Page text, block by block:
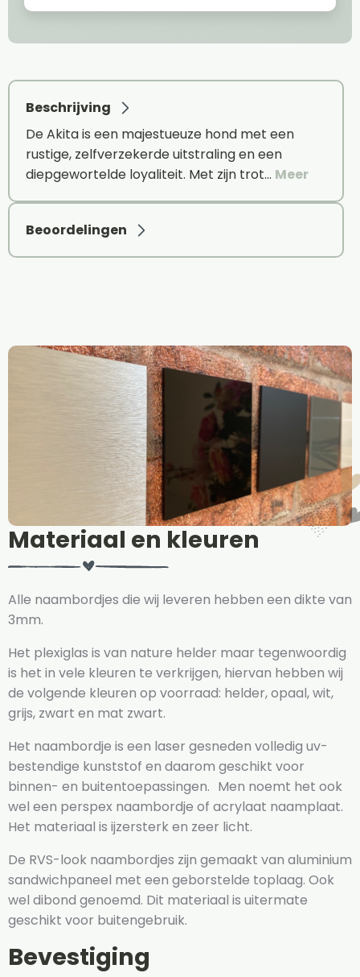
Beschrijving
De Akita is een majestueuze hond met een
rustige, zelfverzekerde uitstraling en een
diepgewortelde loyaliteit. Met zijn trot… Meer
Beoordelingen
Materiaal en kleuren
Alle naambordjes die wij leveren hebben een dikte van
3mm.
Het plexiglas is van nature helder maar tegenwoordig
is het in vele kleuren te verkrijgen, hiervan hebben wij
de volgende kleuren op voorraad: helder, opaal, wit,
grijs, zwart en mat zwart.
Het naambordje is een laser gesneden volledig uv-
bestendige kunststof en daarom geschikt voor
binnen- en buitentoepassingen. Men noemt het ook
wel een perspex naambordje of acrylaat naamplaat.
Het materiaal is ijzersterk en zeer licht.
De RVS-look naambordjes zijn gemaakt van aluminium
sandwichpaneel met een geborstelde toplaag. Ook
wel dibond genoemd. Dit materiaal is uitermate
geschikt voor buitengebruik.
Bevestiging